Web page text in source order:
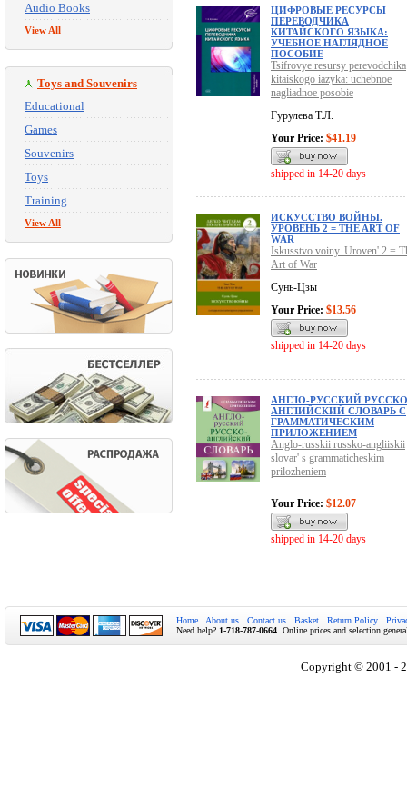
Audio Books
View All
Toys and Souvenirs
Educational
Games
Souvenirs
Toys
Training
View All
ЦИФРОВЫЕ РЕСУРСЫ
ПЕРЕВОДЧИКА
КИТАЙСКОГО ЯЗЫКА:
УЧЕБНОЕ НАГЛЯДНОЕ
ПОСОБИЕ
Tsifrovye resursy perevodchika
kitaiskogo iazyka: uchebnoe
nagliadnoe posobie
Гурулева Т.Л.
Your Price: $41.19
shipped in 14-20 days
ИСКУССТВО ВОЙНЫ.
УРОВЕНЬ 2 = THE ART OF
WAR
Iskusstvo voiny. Uroven' 2 =
Art of War
Сунь-Цзы
Your Price: $13.56
shipped in 14-20 days
АНГЛО-РУССКИЙ
АНГЛИЙСКИЙ СЛОВАРЬ С
ГРАММАТИЧЕСКИМ
ПРИЛОЖЕНИЕМ
Anglo-russkii russko-angliiskii
slovar' s grammaticheskim
prilozheniem
Your Price: $12.07
shipped in 14-20 days
Home About us Contact us Basket Return Policy
Need help? 1-718-787-0664 . Online prices and selection
Copyright © 2001 -